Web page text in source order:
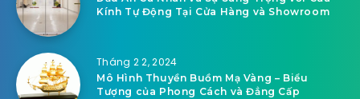
Kính Tự Động Tại Cửa Hàng và Showroom
Tháng 2 2, 2024
Mô Hình Thuyền Buồm Mạ Vàng – Biểu
Tượng của Phong Cách và Đẳng Cấp